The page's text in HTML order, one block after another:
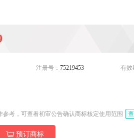
注册号： 75219453 有效
参考，可查看初审公告确认商标核定使用范围
预订商标